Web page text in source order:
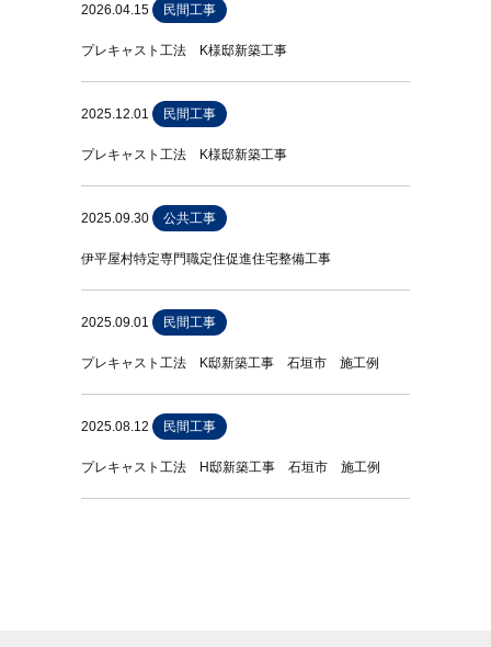
2026.04.15 民間工事
プレキャスト工法 K様邸新築工事
2025.12.01 民間工事
プレキャスト工法 K様邸新築工事
2025.09.30 公共工事
伊平屋村特定専門職定住促進住宅整備工事
2025.09.01 民間工事
プレキャスト工法 K邸新築工事 石垣市 施工例
2025.08.12 民間工事
プレキャスト工法 H邸新築工事 石垣市 施工例